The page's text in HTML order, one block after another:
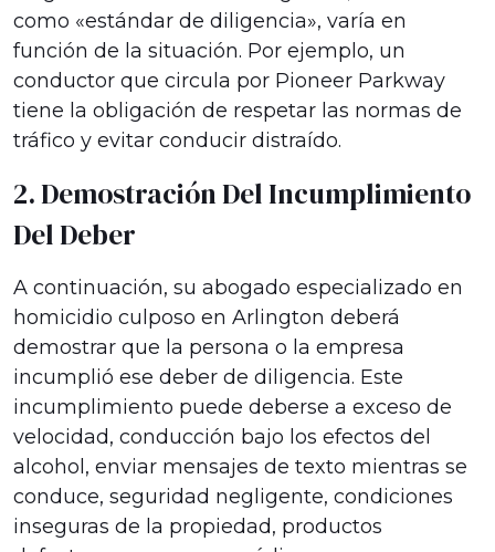
como «estándar de diligencia», varía en
función de la situación. Por ejemplo, un
conductor que circula por Pioneer Parkway
tiene la obligación de respetar las normas de
tráfico y evitar conducir distraído.
2. Demostración Del Incumplimiento
Del Deber
A continuación, su abogado especializado en
homicidio culposo en Arlington deberá
demostrar que la persona o la empresa
incumplió ese deber de diligencia. Este
incumplimiento puede deberse a exceso de
velocidad, conducción bajo los efectos del
alcohol, enviar mensajes de texto mientras se
conduce, seguridad negligente, condiciones
inseguras de la propiedad, productos